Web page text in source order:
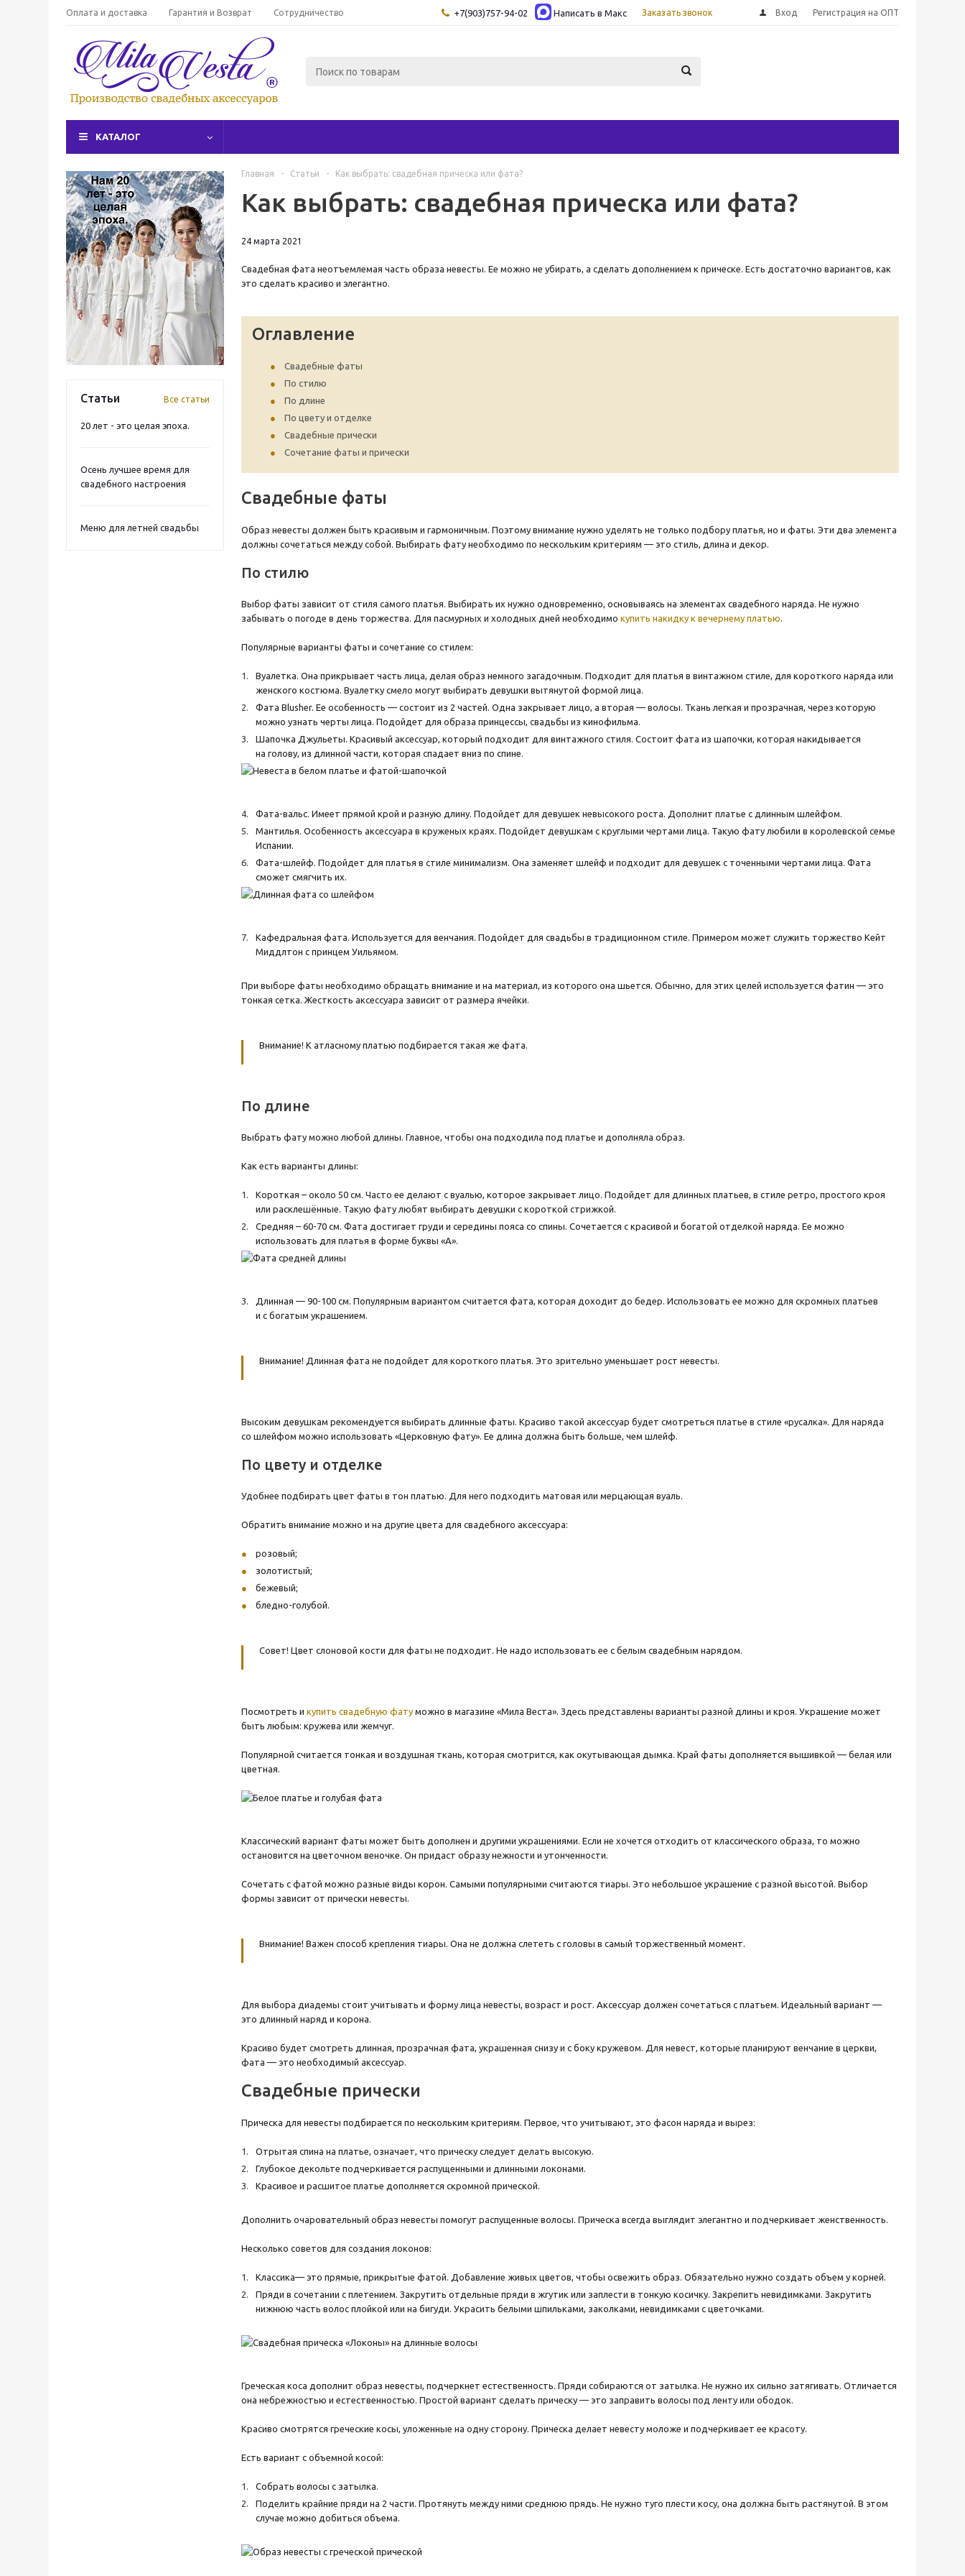
Оплата и доставка Гарантия и Возврат Сотрудничество +7(903)757-94-02 Написать в Maкс Заказать звонок Вход Регистрация на ОПТ
КАТАЛОГ
Статьи Все статьи
20 лет - это целая эпоха.
Осень лучшее время для
свадебного настроения
Меню для летней свадьбы
Главная - Статьи - Как выбрать: свадебная прическа или фата?
Как выбрать: свадебная прическа или фата?
24 марта 2021
Свадебная фата неотъемлемая часть образа невесты. Ее можно не убирать, а сделать дополнением к прическе. Есть достаточно вариантов, как
это сделать красиво и элегантно.
Оглавление
Свадебные фаты
По стилю
По длине
По цвету и отделке
Свадебные прически
Сочетание фаты и прически
Свадебные фаты
Образ невесты должен быть красивым и гармоничным. Поэтому внимание нужно уделять не только подбору платья, но и фаты. Эти два элемента
должны сочетаться между собой. Выбирать фату необходимо по нескольким критериям — это стиль, длина и декор.
По стилю
Выбор фаты зависит от стиля самого платья. Выбирать их нужно одновременно, основываясь на элементах свадебного наряда. Не нужно
забывать о погоде в день торжества. Для пасмурных и холодных дней необходимо купить накидку к вечернему платью.
Популярные варианты фаты и сочетание со стилем:
Вуалетка. Она прикрывает часть лица, делая образ немного загадочным. Подходит для платья в винтажном стиле, для короткого наряда или
женского костюма. Вуалетку смело могут выбирать девушки вытянутой формой лица.
Фата Blusher. Ее особенность — состоит из 2 частей. Одна закрывает лицо, а вторая — волосы. Ткань легкая и прозрачная, через которую
можно узнать черты лица. Подойдет для образа принцессы, свадьбы из кинофильма.
Шапочка Джульеты. Красивый аксессуар, который подходит для винтажного стиля. Состоит фата из шапочки, которая накидывается
на голову, из длинной части, которая спадает вниз по спине.
Фата-вальс. Имеет прямой крой и разную длину. Подойдет для девушек невысокого роста. Дополнит платье с длинным шлейфом.
Мантилья. Особенность аксессуара в круженых краях. Подойдет девушкам с круглыми чертами лица. Такую фату любили в королевской семье
Испании.
Фата-шлейф. Подойдет для платья в стиле минимализм. Она заменяет шлейф и подходит для девушек с точенными чертами лица. Фата
сможет смягчить их.
Кафедральная фата. Используется для венчания. Подойдет для свадьбы в традиционном стиле. Примером может служить торжество Кейт
Миддлтон с принцем Уильямом.
При выборе фаты необходимо обращать внимание и на материал, из которого она шьется. Обычно, для этих целей используется фатин — это
тонкая сетка. Жесткость аксессуара зависит от размера ячейки.
Внимание! К атласному платью подбирается такая же фата.
По длине
Выбрать фату можно любой длины. Главное, чтобы она подходила под платье и дополняла образ.
Как есть варианты длины:
Короткая – около 50 см. Часто ее делают с вуалью, которое закрывает лицо. Подойдет для длинных платьев, в стиле ретро, простого кроя
или расклешённые. Такую фату любят выбирать девушки с короткой стрижкой.
Средняя – 60-70 см. Фата достигает груди и середины пояса со спины. Сочетается с красивой и богатой отделкой наряда. Ее можно
использовать для платья в форме буквы «А».
Длинная — 90-100 см. Популярным вариантом считается фата, которая доходит до бедер. Использовать ее можно для скромных платьев
и с богатым украшением.
Внимание! Длинная фата не подойдет для короткого платья. Это зрительно уменьшает рост невесты.
Высоким девушкам рекомендуется выбирать длинные фаты. Красиво такой аксессуар будет смотреться платье в стиле «русалка». Для наряда
со шлейфом можно использовать «Церковную фату». Ее длина должна быть больше, чем шлейф.
По цвету и отделке
Удобнее подбирать цвет фаты в тон платью. Для него подходить матовая или мерцающая вуаль.
Обратить внимание можно и на другие цвета для свадебного аксессуара:
розовый;
золотистый;
бежевый;
бледно-голубой.
Совет! Цвет слоновой кости для фаты не подходит. Не надо использовать ее с белым свадебным нарядом.
Посмотреть и купить свадебную фату можно в магазине «Мила Веста». Здесь представлены варианты разной длины и кроя. Украшение может
быть любым: кружева или жемчуг.
Популярной считается тонкая и воздушная ткань, которая смотрится, как окутывающая дымка. Край фаты дополняется вышивкой — белая или
цветная.
Классический вариант фаты может быть дополнен и другими украшениями. Если не хочется отходить от классического образа, то можно
остановится на цветочном веночке. Он придаст образу нежности и утонченности.
Сочетать с фатой можно разные виды корон. Самыми популярными считаются тиары. Это небольшое украшение с разной высотой. Выбор
формы зависит от прически невесты.
Внимание! Важен способ крепления тиары. Она не должна слететь с головы в самый торжественный момент.
Для выбора диадемы стоит учитывать и форму лица невесты, возраст и рост. Аксессуар должен сочетаться с платьем. Идеальный вариант —
это длинный наряд и корона.
Красиво будет смотреть длинная, прозрачная фата, украшенная снизу и с боку кружевом. Для невест, которые планируют венчание в церкви,
фата — это необходимый аксессуар.
Свадебные прически
Прическа для невесты подбирается по нескольким критериям. Первое, что учитывают, это фасон наряда и вырез:
Отрытая спина на платье, означает, что прическу следует делать высокую.
Глубокое декольте подчеркивается распущенными и длинными локонами.
Красивое и расшитое платье дополняется скромной прической.
Дополнить очаровательный образ невесты помогут распущенные волосы. Прическа всегда выглядит элегантно и подчеркивает женственность.
Несколько советов для создания локонов:
Классика— это прямые, прикрытые фатой. Добавление живых цветов, чтобы освежить образ. Обязательно нужно создать объем у корней.
Пряди в сочетании с плетением. Закрутить отдельные пряди в жгутик или заплести в тонкую косичку. Закрепить невидимками. Закрутить
нижнюю часть волос плойкой или на бигуди. Украсить белыми шпильками, заколками, невидимками с цветочками.
Греческая коса дополнит образ невесты, подчеркнет естественность. Пряди собираются от затылка. Не нужно их сильно затягивать. Отличается
она небрежностью и естественностью. Простой вариант сделать прическу — это заправить волосы под ленту или ободок.
Красиво смотрятся греческие косы, уложенные на одну сторону. Прическа делает невесту моложе и подчеркивает ее красоту.
Есть вариант с объемной косой:
Собрать волосы с затылка.
Поделить крайние пряди на 2 части. Протянуть между ними среднюю прядь. Не нужно туго плести косу, она должна быть растянутой. В этом
случае можно добиться объема.